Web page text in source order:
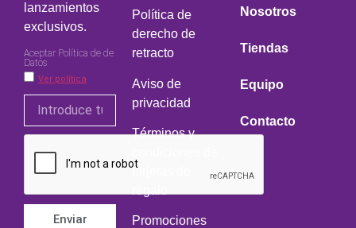
lanzamientos
exclusivos.
Aceptar Política de de
Datos
Ver política
Enviar
Política de
derecho de
retracto
Aviso de
privacidad
Términos y
tarjetas de
Promociones
Nosotros
Tiendas
Equipo
Contacto